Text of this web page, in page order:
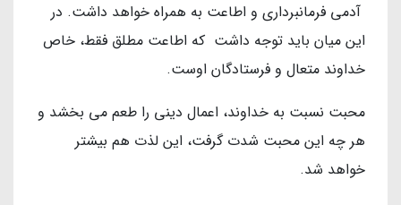
آدمی فرمانبرداری و اطاعت به همراه خواهد داشت. در
این میان باید توجه داشت که اطاعت مطلق فقط، خاص
خداوند متعال و فرستادگان اوست.
محبت نسبت به خداوند، اعمال دینی را طعم می بخشد و
هر چه این محبت شدت گرفت، این لذت هم بیشتر
خواهد شد.